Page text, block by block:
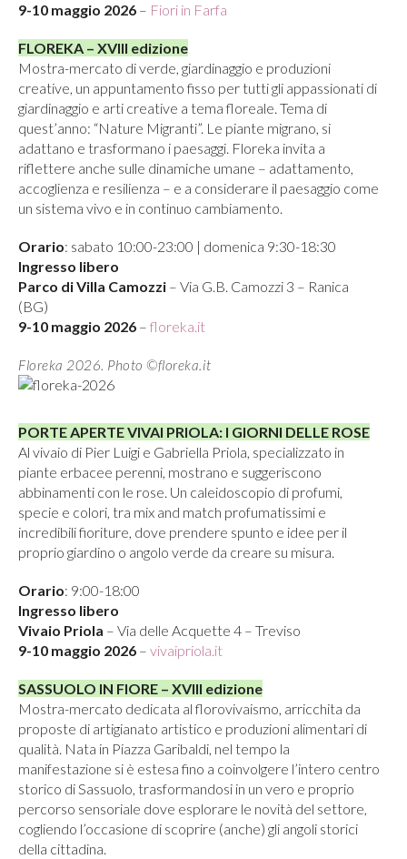
9-10 maggio 2026 – Fiori in Farfa
FLOREKA – XVIII edizione
Mostra-mercato di verde, giardinaggio e produzioni
creative, un appuntamento fisso per tutti gli appassionati di
giardinaggio e arti creative a tema floreale. Tema di
quest’anno: “Nature Migranti”. Le piante migrano, si
adattano e trasformano i paesaggi. Floreka invita a
riflettere anche sulle dinamiche umane – adattamento,
accoglienza e resilienza – e a considerare il paesaggio come
un sistema vivo e in continuo cambiamento.
Orario: sabato 10:00-23:00 | domenica 9:30-18:30
Ingresso libero
Parco di Villa Camozzi – Via G.B. Camozzi 3 – Ranica
(BG)
9-10 maggio 2026 – floreka.it
Floreka 2026. Photo ©floreka.it
PORTE APERTE VIVAI PRIOLA: I GIORNI DELLE ROSE
Al vivaio di Pier Luigi e Gabriella Priola, specializzato in
piante erbacee perenni, mostrano e suggeriscono
abbinamenti con le rose. Un caleidoscopio di profumi,
specie e colori, tra mix and match profumatissimi e
incredibili fioriture, dove prendere spunto e idee per il
proprio giardino o angolo verde da creare su misura.
Orario: 9:00-18:00
Ingresso libero
Vivaio Priola – Via delle Acquette 4 – Treviso
9-10 maggio 2026 – vivaipriola.it
SASSUOLO IN FIORE – XVIII edizione
Mostra-mercato dedicata al florovivaismo, arricchita da
proposte di artigianato artistico e produzioni alimentari di
qualità. Nata in Piazza Garibaldi, nel tempo la
manifestazione si è estesa fino a coinvolgere l’intero centro
storico di Sassuolo, trasformandosi in un vero e proprio
percorso sensoriale dove esplorare le novità del settore,
cogliendo l’occasione di scoprire (anche) gli angoli storici
della cittadina.